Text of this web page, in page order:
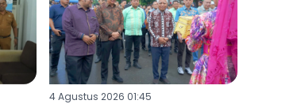
4 Agustus 2026 01:45